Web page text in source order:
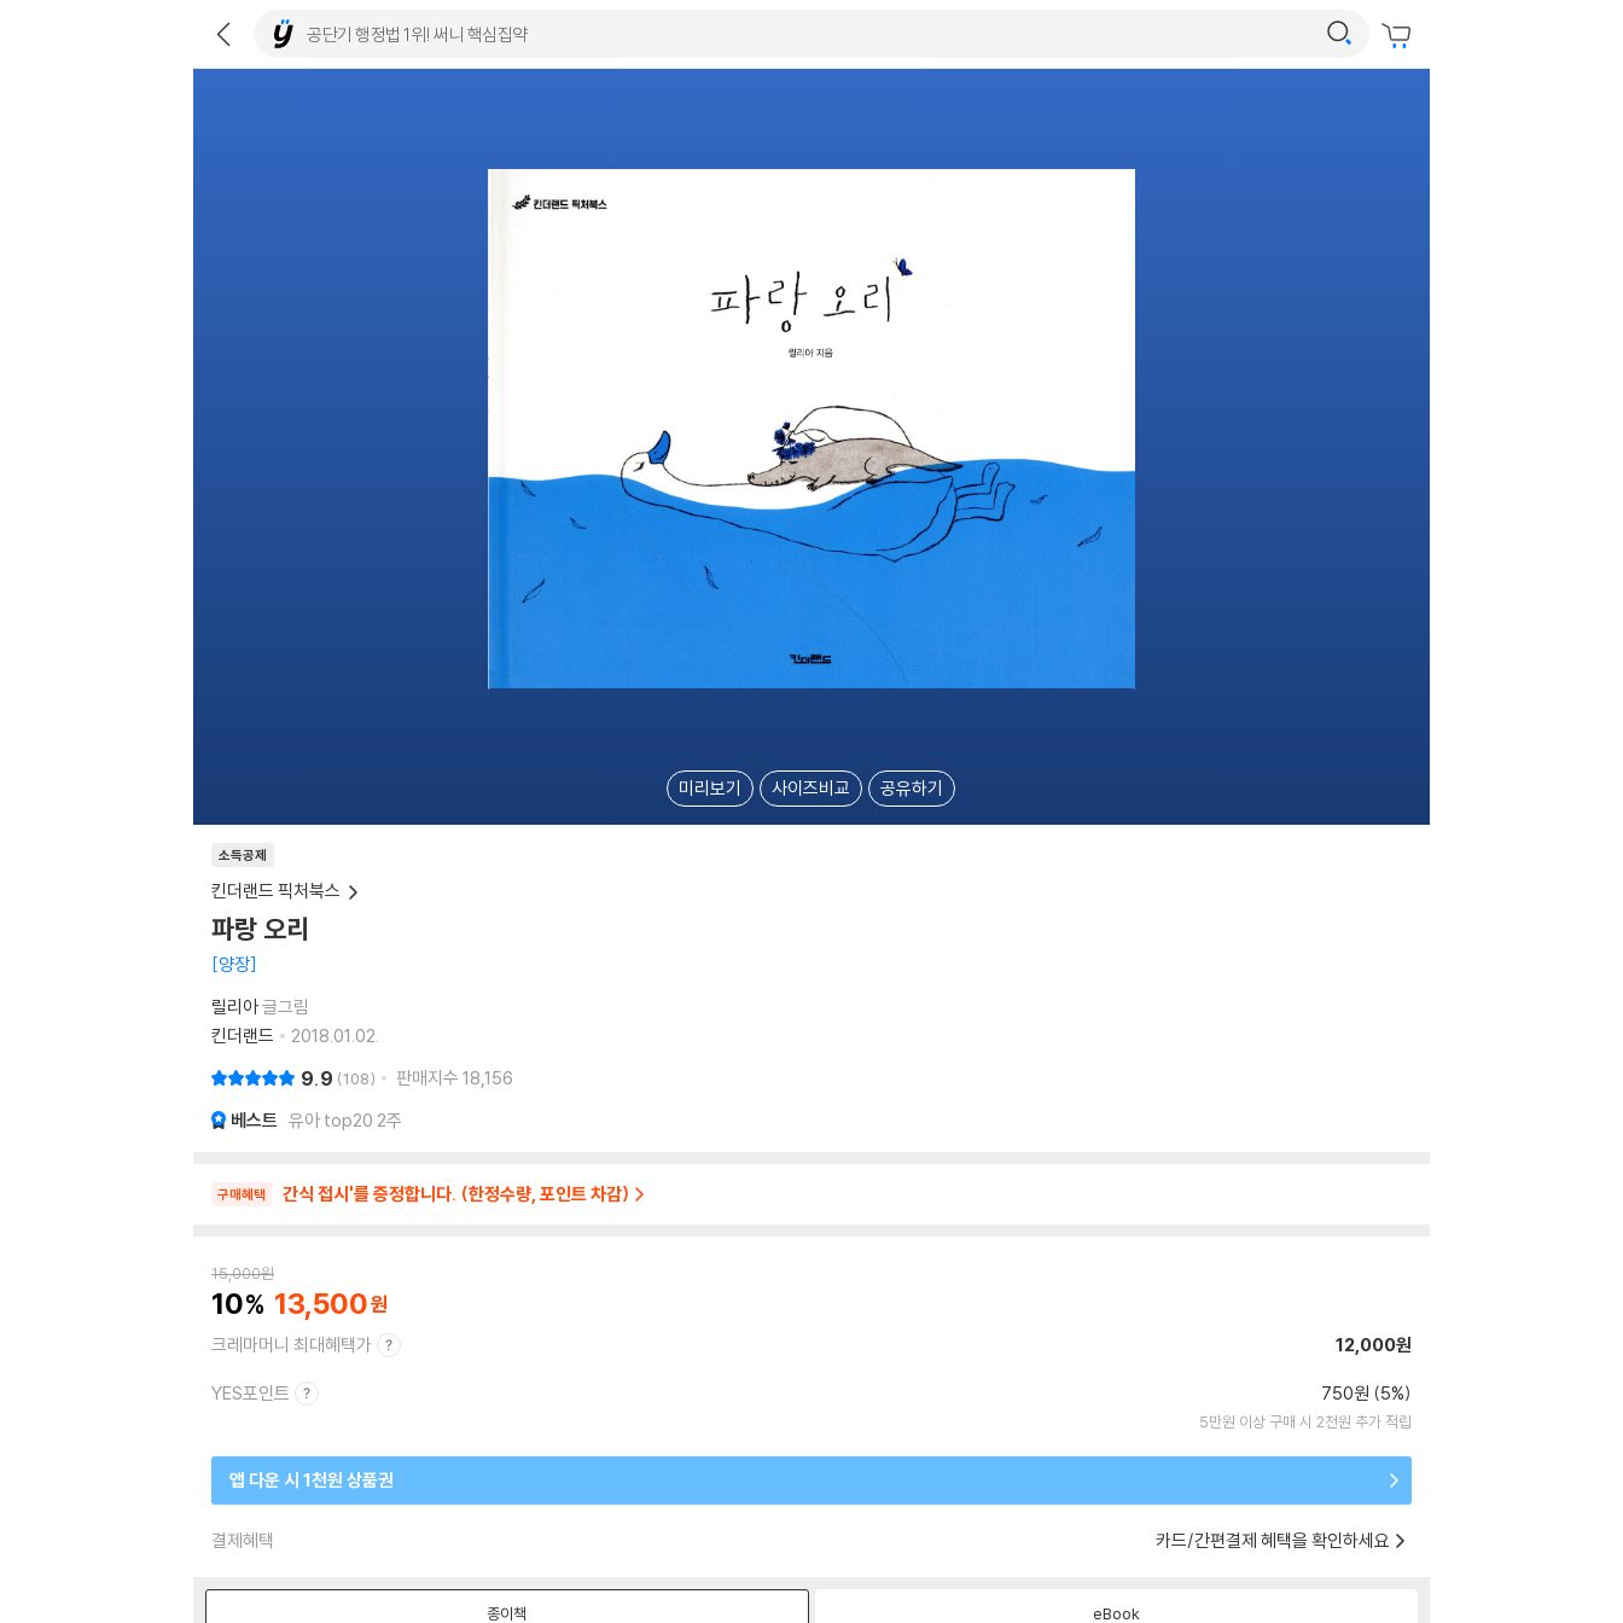
미리보기 사이즈비교 공유하기
소득공제
킨더랜드 픽처북스
파랑 오리
양장
릴리아글그림
킨더랜드
2018.01.02.
9.9 108 판매지수 18,156
베스트 유아 top20 2주
구매혜택 간식 접시'를 증정합니다. (한정수량, 포인트 차감)
15,000원
10 13,500
크레마머니 최대혜택가 12,000원
YES포인트 750원 (5%)
5만원 이상 구매 시 2천원 추가 적립
앱 다운 시 1천원 상품권
결제혜택 카드/간편결제 혜택을 확인하세요
종이책 eBook